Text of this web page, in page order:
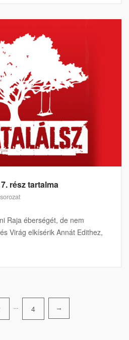
rész tartalma
Raja éberségét, de nem
Virág elkísérik Annát Edithez,
… 4 →